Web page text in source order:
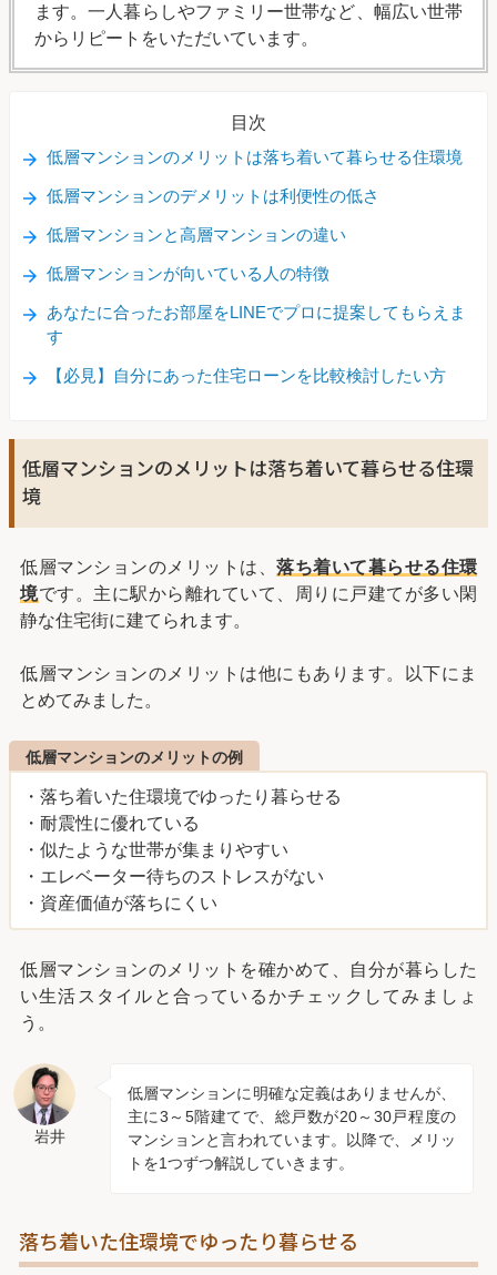
ます。一人暮らしやファミリー世帯など、幅広い世帯
からリピートをいただいています。
目次
低層マンションのメリットは落ち着いて暮らせる住環境
低層マンションのデメリットは利便性の低さ
低層マンションと高層マンションの違い
低層マンションが向いている人の特徴
あなたに合ったお部屋をLINEでプロに提案してもらえま
す
【必見】自分にあった住宅ローンを比較検討したい方
低層マンションのメリットは落ち着いて暮らせる住環
境
低層マンションのメリットは、 落ち着いて暮らせる住環
境です。主に駅から離れていて、周りに戸建てが多い閑
静な住宅街に建てられます。
低層マンションのメリットは他にもあります。以下にま
とめてみました。
低層マンションのメリットの例
・落ち着いた住環境でゆったり暮らせる
・耐震性に優れている
・似たような世帯が集まりやすい
・エレベーター待ちのストレスがない
・資産価値が落ちにくい
低層マンションのメリットを確かめて、自分が暮らした
い生活スタイルと合っているかチェックしてみましょ
う。
岩井
低層マンションに明確な定義はありませんが、
主に3～5階建てで、総戸数が20～30戸程度の
マンションと言われています。以降で、メリッ
トを1つずつ解説していきます。
落ち着いた住環境でゆったり暮らせる